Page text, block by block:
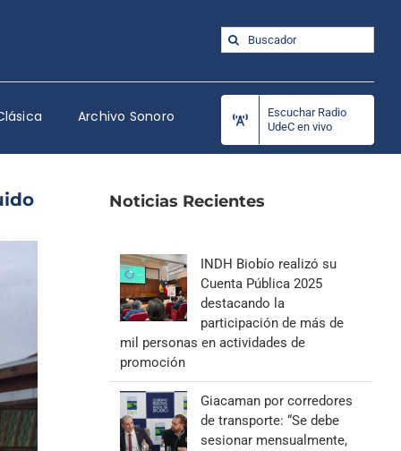
Buscar:
Archivo Sonoro
Escuchar Radio
UdeC en vivo
Noticias Recientes
INDH Biobío realizó su
Cuenta Pública 2025
destacando la
participación de más de
mil personas en actividades de
promoción
Giacaman por corredores
de transporte: “Se debe
sesionar mensualmente,